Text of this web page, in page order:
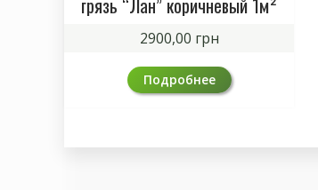
грязь “Лан” коричневый 1м²
2900,00 грн
Подробнее